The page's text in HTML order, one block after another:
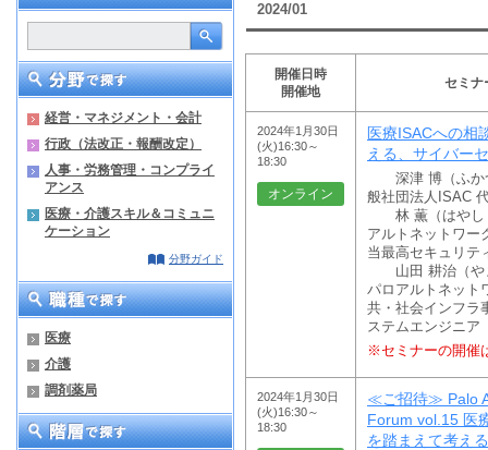
経営・マネジメント・会計
行政（法改正・報酬改定）
人事・労務管理・コンプライ
アンス
医療・介護スキル＆コミュニ
ケーション
分野ガイド
医療
介護
調剤薬局
2024/01
開催日時
開催地
セミナ
2024年1月30日
(火)16:30～
18:30
オンライン
医療ISACへの相
える、サイバー
深津 博（ふか
般社団法人ISAC
林 薫（はやし
アルトネットワー
当最高セキュリテ
山田 耕治（や
パロアルトネット
共・社会インフ
ステムエンジニア
※セミナーの開催
2024年1月30日
(火)16:30～
18:30
≪ご招待≫ Palo
Forum vol.15 医
を踏まえて考え